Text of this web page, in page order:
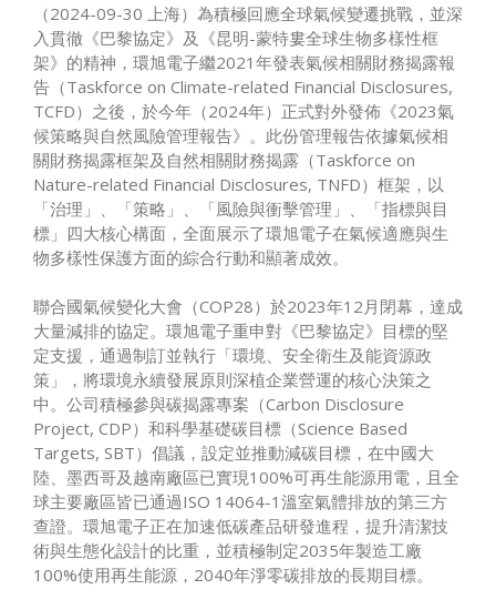
（2024-09-30 上海）為積極回應全球氣候變遷挑戰，並深
入貫徹《巴黎協定》及《昆明-蒙特婁全球生物多樣性框
架》的精神，環旭電子繼2021年發表氣候相關財務揭露報
告（Taskforce on Climate-related Financial Disclosures,
TCFD）之後，於今年（2024年）正式對外發佈《2023氣
候策略與自然風險管理報告》。此份管理報告依據氣候相
關財務揭露框架及自然相關財務揭露（Taskforce on
Nature-related Financial Disclosures, TNFD）框架，以
「治理」、「策略」、「風險與衝擊管理」、「指標與目
標」四大核心構面，全面展示了環旭電子在氣候適應與生
物多樣性保護方面的綜合行動和顯著成效。
聯合國氣候變化大會（COP28）於2023年12月閉幕，達成
大量減排的協定。環旭電子重申對《巴黎協定》目標的堅
定支援，通過制訂並執行「環境、安全衛生及能資源政
策」，將環境永續發展原則深植企業營運的核心決策之
中。公司積極參與碳揭露專案（Carbon Disclosure
Project, CDP）和科學基礎碳目標（Science Based
Targets, SBT）倡議，設定並推動減碳目標，在中國大
陸、墨西哥及越南廠區已實現100%可再生能源用電，且全
球主要廠區皆已通過ISO 14064-1溫室氣體排放的第三方
查證。環旭電子正在加速低碳產品研發進程，提升清潔技
術與生態化設計的比重，並積極制定2035年製造工廠
100%使用再生能源，2040年淨零碳排放的長期目標。